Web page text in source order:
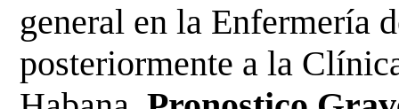
general en la Enfermería
posteriormente a la